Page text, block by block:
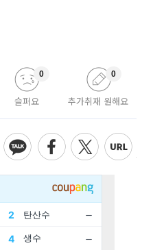
슬퍼요
0
추가취재 원해요
0